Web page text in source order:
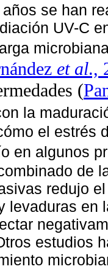
se han
UV-C
et al.,
(
la
el estrés
en algunos
de
redujo
levaduras en
estudios